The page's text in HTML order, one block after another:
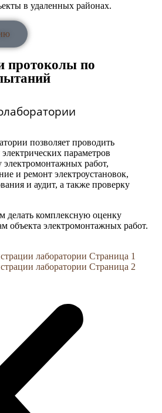
в удаленных районах.
протоколы по
позволяет проводить
параметров
электромонтажных работ,
и ремонт электроустановок,
и аудит, а также проверку
делать комплексную оценку
объекта электромонтажных работ.